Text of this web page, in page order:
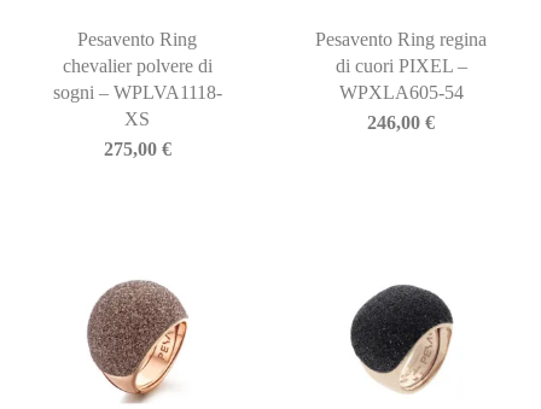
Pesavento Ring
chevalier polvere di
sogni – WPLVA1118-
XS
275,00 €
Pesavento Ring regina
di cuori PIXEL –
WPXLA605-54
246,00€